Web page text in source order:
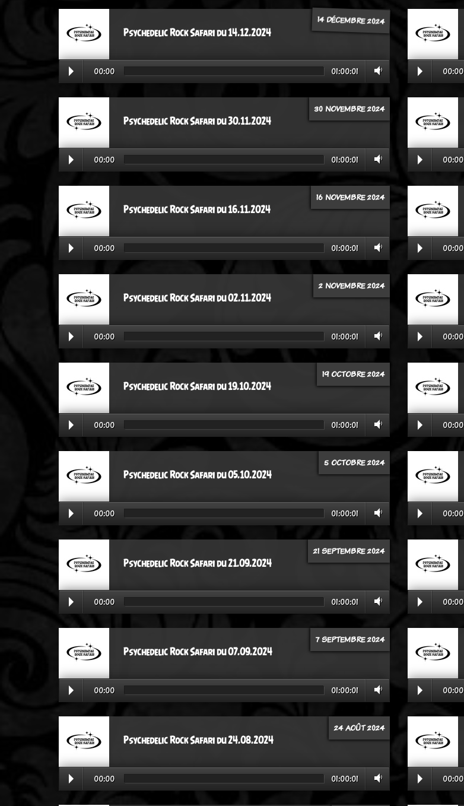
14 DÉCEMBRE 2024
Psychedelic Rock Safari du 14.12.2024
00:00 01:00:01 00:00
30 NOVEMBRE 2024
Psychedelic Rock Safari du 30.11.2024
00:00 01:00:01 00:00
16 NOVEMBRE 2024
Psychedelic Rock Safari du 16.11.2024
00:00 01:00:01 00:00
2 NOVEMBRE 2024
Psychedelic Rock Safari du 02.11.2024
00:00 01:00:01 00:00
19 OCTOBRE 2024
Psychedelic Rock Safari du 19.10.2024
00:00 01:00:01 00:00
5 OCTOBRE 2024
Psychedelic Rock Safari du 05.10.2024
00:00 01:00:01 00:00
21 SEPTEMBRE 2024
Psychedelic Rock Safari du 21.09.2024
00:00 01:00:01 00:00
7 SEPTEMBRE 2024
Psychedelic Rock Safari du 07.09.2024
00:00 01:00:01 00:00
24 AOÛT 2024
Psychedelic Rock Safari du 24.08.2024
00:00 01:00:01 00:00